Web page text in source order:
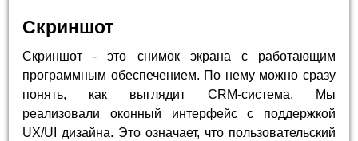
Скриншот
Скриншот - это снимок экрана с работающим
программным обеспечением. По нему можно сразу
понять, как выглядит CRM-система. Мы
реализовали оконный интерфейс с поддержкой
UX/UI дизайна. Это означает, что пользовательский